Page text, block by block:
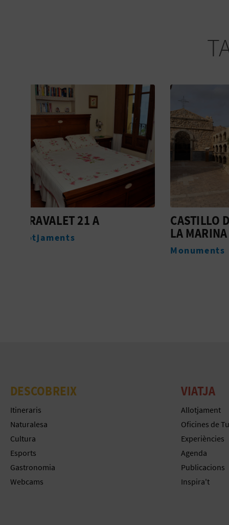
CASTILLO DE POLOP DE
LA MARINA DE
DESCOBREIX
Itineraris
Naturalesa
Cultura
Esports
Gastronomia
Webcams
VIATJA
Allotjament
Oficines de
Experiències
Agenda
Publicacions
Inspira't